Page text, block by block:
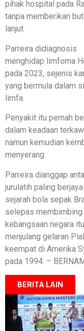
pihak hospital pada
tanpa memberikan
lanjut.
Parreira didiagnosis
menghidap limfoma
pada 2023, sejenis
yang bermula dalam
limfa.
Penyakit itu pernah
dalam keadaan
namun kemudian
menyerang.
Parreira dianggap
jurulatih paling
sejarah bola sepak
selepas membimbing
kebangsaan negara itu
menjulang gelaran
keempat di Amerika
pada 1994. –
BERITA LAIN